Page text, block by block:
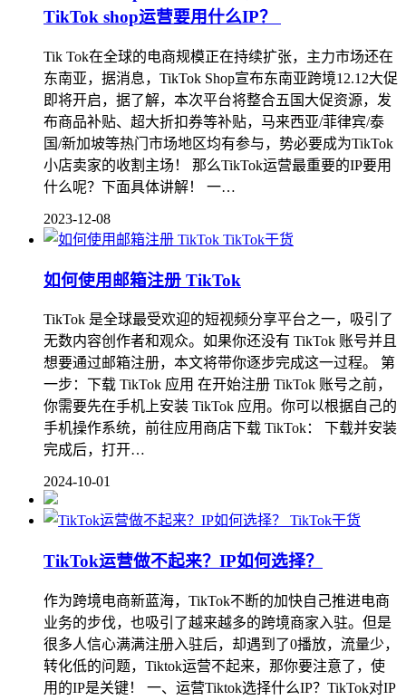
TikTok shop运营要用什么IP？
Tik Tok在全球的电商规模正在持续扩张，主力市场还在
东南亚，据消息，TikTok Shop宣布东南亚跨境12.12大促
即将开启，据了解，本次平台将整合五国大促资源，发
布商品补贴、超大折扣券等补贴，马来西亚/菲律宾/泰
国/新加坡等热门市场地区均有参与，势必要成为TikTok
小店卖家的收割主场！ 那么TikTok运营最重要的IP要用
什么呢？下面具体讲解！ 一…
2023-12-08
TikTok干货
如何使用邮箱注册 TikTok
TikTok 是全球最受欢迎的短视频分享平台之一，吸引了
无数内容创作者和观众。如果你还没有 TikTok 账号并且
想要通过邮箱注册，本文将带你逐步完成这一过程。 第
一步：下载 TikTok 应用 在开始注册 TikTok 账号之前，
你需要先在手机上安装 TikTok 应用。你可以根据自己的
手机操作系统，前往应用商店下载 TikTok： 下载并安装
完成后，打开…
2024-10-01
TikTok干货
TikTok运营做不起来？IP如何选择？
作为跨境电商新蓝海，TikTok不断的加快自己推进电商
业务的步伐，也吸引了越来越多的跨境商家入驻。但是
很多人信心满满注册入驻后，却遇到了0播放，流量少，
转化低的问题，Tiktok运营不起来，那你要注意了，使
用的IP是关键！ 一、运营Tiktok选择什么IP？TikTok对IP